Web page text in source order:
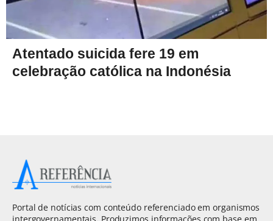
Atentado suicida fere 19 em
celebração católica na Indonésia
Portal de notícias com conteúdo referenciado em organismos
intergovernamentais. Produzimos informações com base em